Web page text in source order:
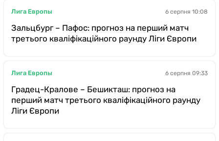
Лига Европы 6 серпня 10:08
Зальцбург – Пафос: прогноз на перший матч
третього кваліфікаційного раунду Ліги Європи
Лига Европы 6 серпня 09:33
Градец-Кралове – Бешикташ: прогноз на
перший матч третього кваліфікаційного раунду
Ліги Європи